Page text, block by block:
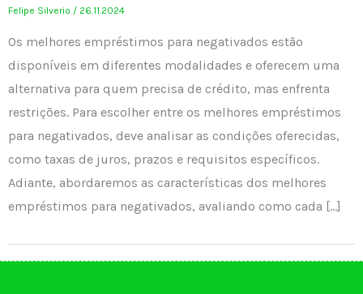
Felipe Silverio / 26.11.2024
Os melhores empréstimos para negativados estão
disponíveis em diferentes modalidades e oferecem uma
alternativa para quem precisa de crédito, mas enfrenta
restrições. Para escolher entre os melhores empréstimos
para negativados, deve analisar as condições oferecidas,
como taxas de juros, prazos e requisitos específicos.
Adiante, abordaremos as características dos melhores
empréstimos para negativados, avaliando como cada […]